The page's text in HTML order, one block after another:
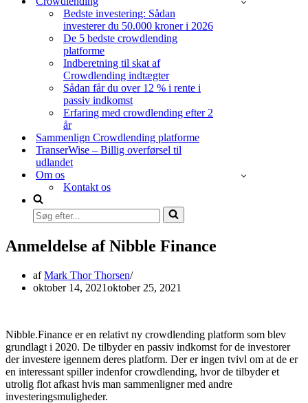
Bedste investering: Sådan
investerer du 50.000 kroner i 2026
De 5 bedste crowdlending
platforme
Indberetning til skat af
Crowdlending indtægter
Sådan får du over 12 % i rente i
passiv indkomst
Erfaring med crowdlending efter 2
år
Sammenlign Crowdlending platforme
TranserWise – Billig overførsel til
udlandet
Om os
Kontakt os
Søg
efter...
Anmeldelse af Nibble Finance
afMark Thor Thorsen
oktober 14, 2021oktober 25, 2021
Nibble.Finance er en relativt ny crowdlending platform som blev
grundlagt i 2020. De tilbyder en passiv indkomst for de investorer
der investere igennem deres platform. Der er ingen tvivl om at de er
en interessant spiller indenfor crowdlending, hvor de tilbyder et
utrolig flot afkast hvis man sammenligner med andre
investeringsmuligheder.